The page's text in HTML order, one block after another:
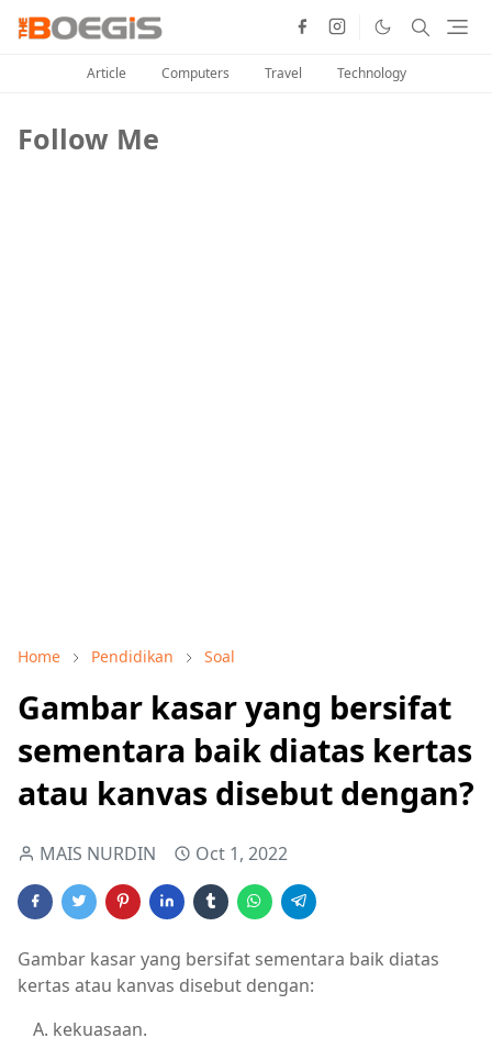
Article Computers Travel Technology
Follow Me
Home Pendidikan Soal
Gambar kasar yang bersifat
sementara baik diatas kertas
atau kanvas disebut dengan?
MAIS NURDIN Oct 1, 2022
Gambar kasar yang bersifat sementara baik diatas
kertas atau kanvas disebut dengan:
kekuasaan.